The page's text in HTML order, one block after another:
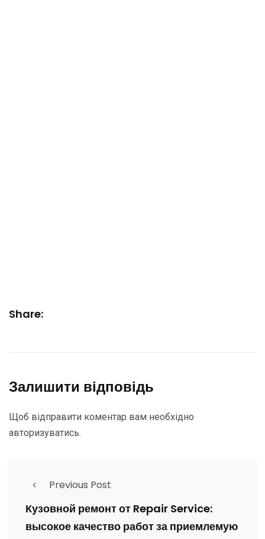
Share:
Залишити відповідь
Щоб відправити коментар вам необхідно
авторизуватись.
Previous Post
Кузовной ремонт от Repair Service:
высокое качество работ за приемлемую